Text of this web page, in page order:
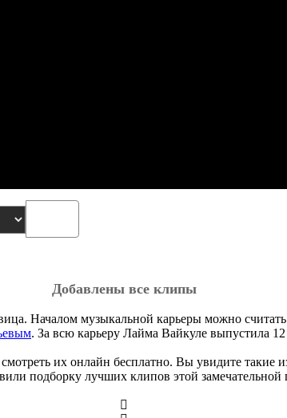
Добавлены все клипы
Началом музыкальной карьеры можно
. За всю карьеру Лайма Вайкуле выпустила
их онлайн бесплатно. Вы увидите
подборку лучших клипов этой замечательной